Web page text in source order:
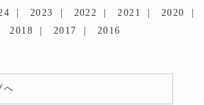
2023 2022 2021
2020
2018 2017 2016
へ